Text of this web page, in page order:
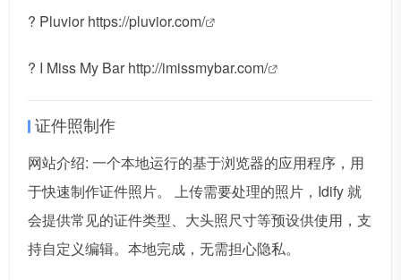
? Pluvior https://pluvior.com/
? I Miss My Bar http://imissmybar.com/
证件照制作
网站介绍: 一个本地运行的基于浏览器的应用程序，用
于快速制作证件照片。 上传需要处理的照片，Idify 就
会提供常见的证件类型、大头照尺寸等预设供使用，支
持自定义编辑。本地完成，无需担心隐私。